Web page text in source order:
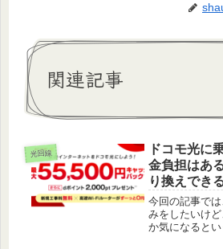
関連記事
光回線
ドコモ光に
金負担はあ
り換えでき
今回の記事で
みをしたいけ
か気になると